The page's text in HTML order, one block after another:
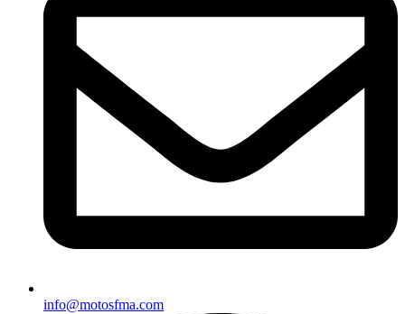
info@motosfma.com